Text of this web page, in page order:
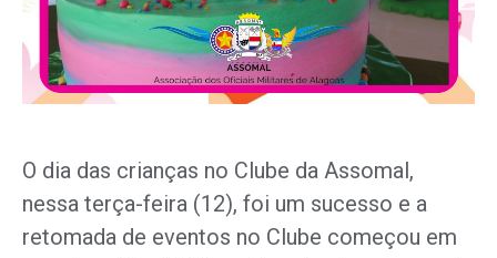
O dia das crianças no Clube da Assomal,
nessa terça-feira (12), foi um sucesso e a
retomada de eventos no Clube começou em